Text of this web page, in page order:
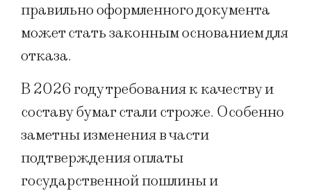
правильно оформленного документа
может стать законным основанием для
отказа.
В 2026 году требования к качеству и
составу бумаг стали строже. Особенно
заметны изменения в части
подтверждения оплаты
государственной пошлины и